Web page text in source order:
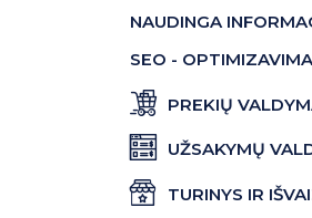
NAUDINGA
SEO -
PREKIŲ
UŽSAKYMŲ
TURINYS IR